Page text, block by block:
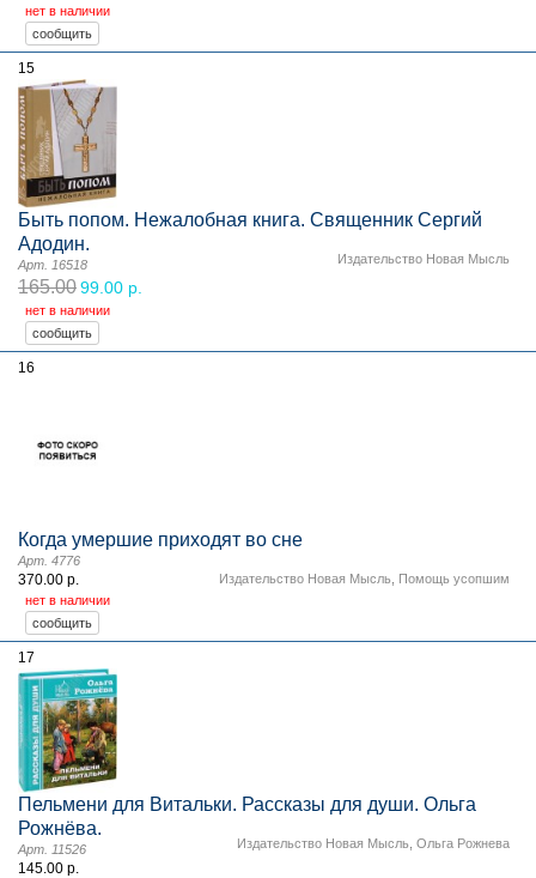
нет в наличии
15
Быть попом. Нежалобная книга. Священник Сергий
Адодин.
Издательство Новая Мысль
Арт. 16518
165.0099.00 р.
нет в наличии
16
Когда умершие приходят во сне
Издательство Новая Мысль Помощь усопшим
Арт. 4776
370.00 р.
нет в наличии
17
Пельмени для Витальки. Рассказы для души. Ольга
Рожнёва.
Издательство Новая Мысль Ольга Рожнева
Арт. 11526
145.00 р.